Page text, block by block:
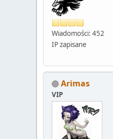
Wiadomości: 452
IP zapisane
Arimas
VIP